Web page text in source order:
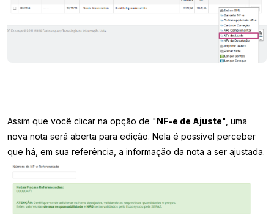
Assim que você clicar na opção de "NF-e de Ajuste", uma
nova nota será aberta para edição. Nela é possível perceber
que há, em sua referência, a informação da nota a ser ajustada.